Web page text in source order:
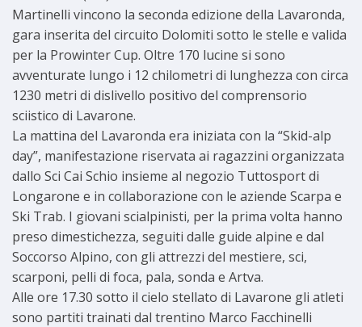
Martinelli vincono la seconda edizione della Lavaronda,
gara inserita del circuito Dolomiti sotto le stelle e valida
per la Prowinter Cup. Oltre 170 lucine si sono
avventurate lungo i 12 chilometri di lunghezza con circa
1230 metri di dislivello positivo del comprensorio
sciistico di Lavarone.
La mattina del Lavaronda era iniziata con la “Skid-alp
day”, manifestazione riservata ai ragazzini organizzata
dallo Sci Cai Schio insieme al negozio Tuttosport di
Longarone e in collaborazione con le aziende Scarpa e
Ski Trab. I giovani scialpinisti, per la prima volta hanno
preso dimestichezza, seguiti dalle guide alpine e dal
Soccorso Alpino, con gli attrezzi del mestiere, sci,
scarponi, pelli di foca, pala, sonda e Artva.
Alle ore 17.30 sotto il cielo stellato di Lavarone gli atleti
sono partiti trainati dal trentino Marco Facchinelli